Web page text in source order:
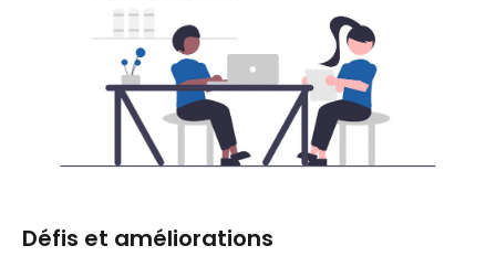
Défis et améliorations